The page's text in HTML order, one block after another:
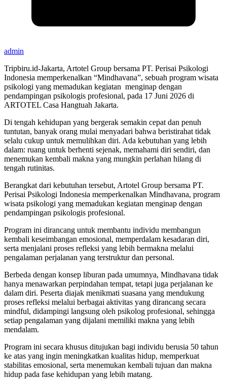
admin
Tripbiru.id-Jakarta, Artotel Group bersama PT. Perisai Psikologi
Indonesia memperkenalkan “Mindhavana”, sebuah program wisata
psikologi yang memadukan kegiatan menginap dengan
pendampingan psikologis profesional, pada 17 Juni 2026 di
ARTOTEL Casa Hangtuah Jakarta.
Di tengah kehidupan yang bergerak semakin cepat dan penuh
tuntutan, banyak orang mulai menyadari bahwa beristirahat tidak
selalu cukup untuk memulihkan diri. Ada kebutuhan yang lebih
dalam: ruang untuk berhenti sejenak, memahami diri sendiri, dan
menemukan kembali makna yang mungkin perlahan hilang di
tengah rutinitas.
Berangkat dari kebutuhan tersebut, Artotel Group bersama PT.
Perisai Psikologi Indonesia memperkenalkan Mindhavana, program
wisata psikologi yang memadukan kegiatan menginap dengan
pendampingan psikologis profesional.
Program ini dirancang untuk membantu individu membangun
kembali keseimbangan emosional, memperdalam kesadaran diri,
serta menjalani proses refleksi yang lebih bermakna melalui
pengalaman perjalanan yang terstruktur dan personal.
Berbeda dengan konsep liburan pada umumnya, Mindhavana tidak
hanya menawarkan perpindahan tempat, tetapi juga perjalanan ke
dalam diri. Peserta diajak menikmati suasana yang mendukung
proses refleksi melalui berbagai aktivitas yang dirancang secara
mindful, didampingi langsung oleh psikolog profesional, sehingga
setiap pengalaman yang dijalani memiliki makna yang lebih
mendalam.
Program ini secara khusus ditujukan bagi individu berusia 50 tahun
ke atas yang ingin meningkatkan kualitas hidup, memperkuat
stabilitas emosional, serta menemukan kembali tujuan dan makna
hidup pada fase kehidupan yang lebih matang.